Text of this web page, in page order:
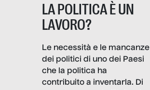
LA POLITICA È UN
LAVORO?
Le necessità e le mancanze
dei politici di uno dei Paesi
che la politica ha
contribuito a inventarla. Di